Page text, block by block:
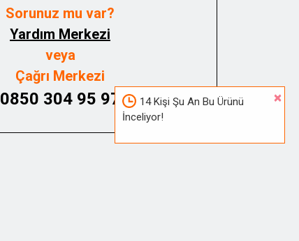
Sorunuz mu var?
Yardım Merkezi
veya
Çağrı Merkezi
0850 304 95 97